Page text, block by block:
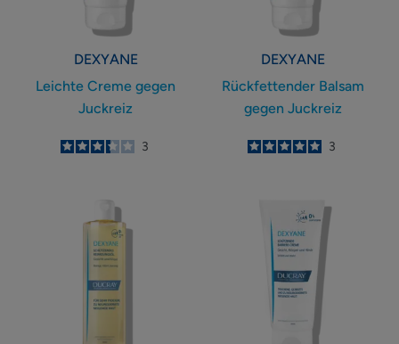
DEXYANE
Leichte Creme gegen
Juckreiz
3.3
/5
3
DEXYANE
Rückfettender Balsam
gegen Juckreiz
5
/5
3
Reinigungsöl
Barriere-
Creme